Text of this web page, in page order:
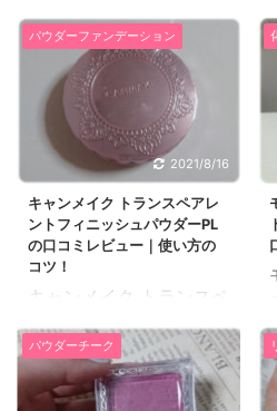
ったのですが、比較的値
段もお手頃だったのでこ
ちらの商品を購入。 持ち
運びしやすい形状も、旅
行が多い私には高ポイン
ト！ スイサイ ビューテ
ィクリア パウ ...
イシャドウは、3色入り
パレッドで目元をはっき
り大きく見せれるグラデ
ーションが作り出せるプ
チプラのアイシャドウで
す。 ブルベさん必見のロ
ーズブラウンを口コミレ
ビューしました。 31歳
の会社員です。肌質はイ
ンナードライ肌です。 コ
プチプラ、デパコスに関
わらず、たくさんの種類
を持っています。 セザン
パウダーファンデーション
2021/8/16
キャンメイク トランスペアレ
ントフィニッシュパウダーPL
の口コミレビュー｜使い方の
コツ！
キャンメイク トランスペ
ウダーPLは、ベースメイ
クの仕上げ用パウダーで
ツヤがあり柔らかい透明
パウダーチーク